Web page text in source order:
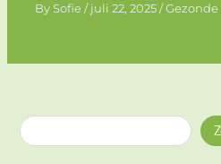
BySofie/ juli 22, 2025/